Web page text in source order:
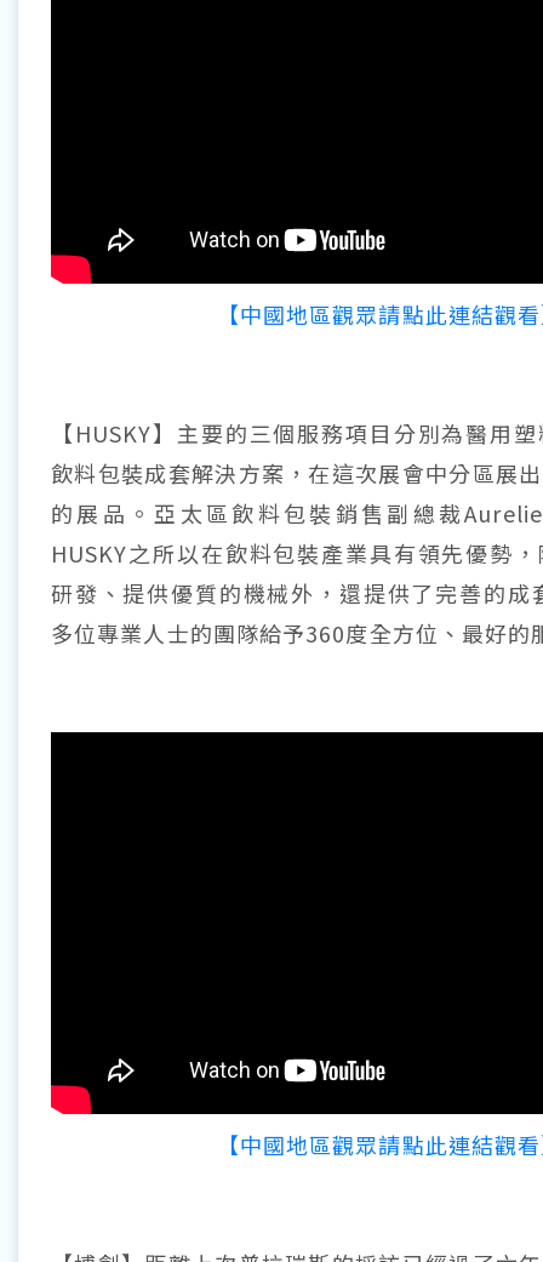
【中國地區觀眾請點此連結觀
【HUSKY】主要的三個服務項目分別為醫用
飲料包裝成套解決方案，在這次展會中分區展
的展品。亞太區飲料包裝銷售副總裁
HUSKY之所以在飲料包裝產業具有領先優勢
研發、提供優質的機械外，還提供了完善的成
多位專業人士的團隊給予360度全方位、最好的
【中國地區觀眾請點此連結觀